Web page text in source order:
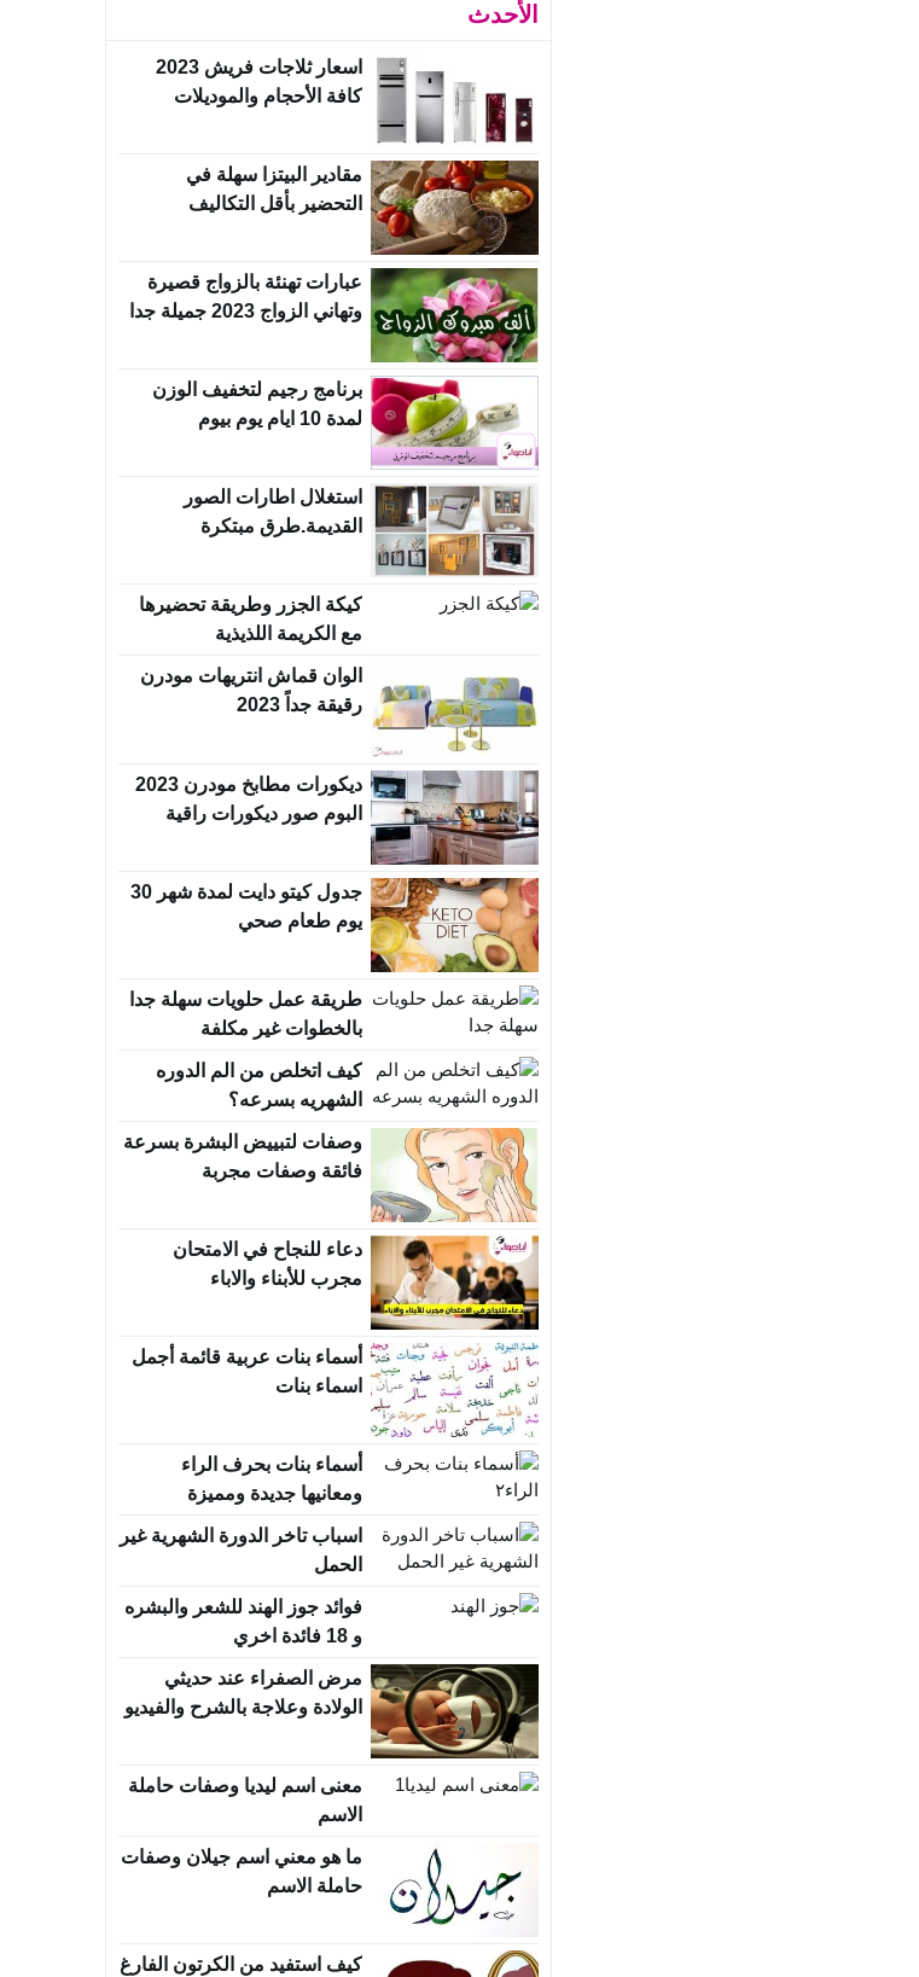
الأحدث
اسعار ثلاجات فريش 2023
كافة الأحجام والموديلات
مقادير البيتزا سهلة في
التحضير بأقل التكاليف
عبارات تهنئة بالزواج قصيرة
وتهاني الزواج 2023 جميلة جدا
برنامج رجيم لتخفيف الوزن
لمدة 10 ايام يوم بيوم
استغلال اطارات الصور
القديمة.طرق مبتكرة
كيكة الجزر وطريقة تحضيرها
مع الكريمة اللذيذية
الوان قماش انتريهات مودرن
رقيقة جداً 2023
ديكورات مطابخ مودرن 2023
البوم صور ديكورات راقية
جدول كيتو دايت لمدة شهر 30
يوم طعام صحي
طريقة عمل حلويات سهلة جدا
بالخطوات غير مكلفة
كيف اتخلص من الم الدوره
الشهريه بسرعه؟
وصفات لتبييض البشرة بسرعة
فائقة وصفات مجربة
دعاء للنجاح في الامتحان
مجرب للأبناء والاباء
أسماء بنات عربية قائمة أجمل
اسماء بنات
أسماء بنات بحرف الراء
ومعانيها جديدة ومميزة
اسباب تاخر الدورة الشهرية غير
الحمل
فوائد جوز الهند للشعر والبشره
و 18 فائدة اخري
مرض الصفراء عند حديثي
الولادة وعلاجة بالشرح والفيديو
معنى اسم ليديا وصفات حاملة
الاسم
ما هو معني اسم جيلان وصفات
حاملة الاسم
كيف استفيد من الكرتون الفارغ